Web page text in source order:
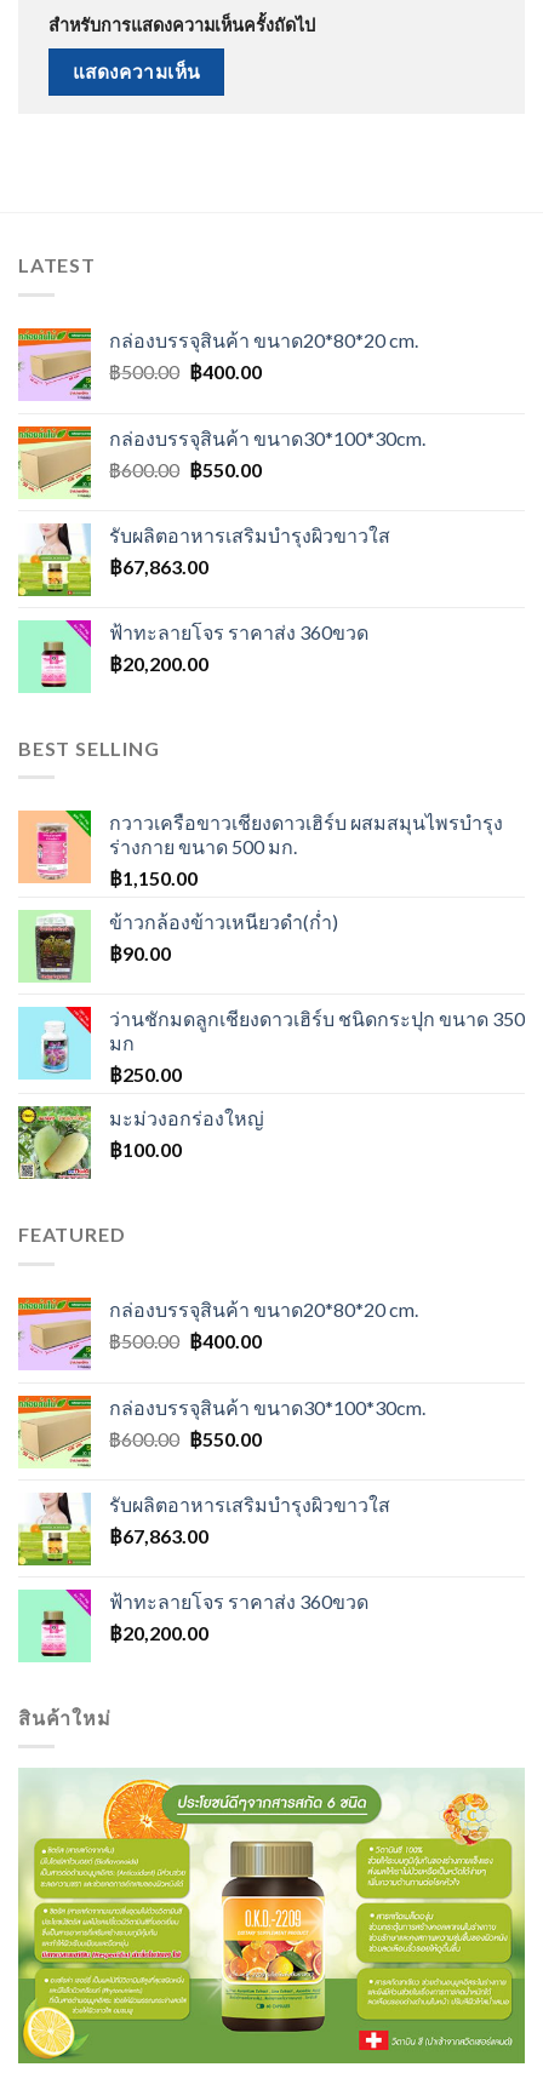
สำหรับการแสดงความเห็นครั้งถัดไป
LATEST
กล่องบรรจุสินค้า ขนาด20*80*20 cm.
฿500.00 Original
฿500.00.
฿400.00Current
฿400.00.
กล่องบรรจุสินค้า ขนาด30*100*30cm.
฿600.00 Original
฿600.00.
฿550.00Current
฿550.00.
รับผลิตอาหารเสริมบำรุงผิวขาวใส
฿67,863.00
ฟ้าทะลายโจร ราคาส่ง 360ขวด
฿20,200.00
BEST SELLING
กวาวเครือขาวเชียงดาวเฮิร์บ ผสมสมุนไพรบำรุง
ร่างกาย ขนาด 500 มก.
฿1,150.00
ข้าวกล้องข้าวเหนียวดำ(ก่ำ)
฿90.00
ว่านชักมดลูกเชียงดาวเฮิร์บ ชนิดกระปุก ขนาด 350
มก
฿250.00
มะม่วงอกร่องใหญ่
฿100.00
FEATURED
กล่องบรรจุสินค้า ขนาด20*80*20 cm.
฿500.00 Original
฿500.00.
฿400.00Current
฿400.00.
กล่องบรรจุสินค้า ขนาด30*100*30cm.
฿600.00 Original
฿600.00.
฿550.00Current
฿550.00.
รับผลิตอาหารเสริมบำรุงผิวขาวใส
฿67,863.00
ฟ้าทะลายโจร ราคาส่ง 360ขวด
฿20,200.00
สินค้าใหม่